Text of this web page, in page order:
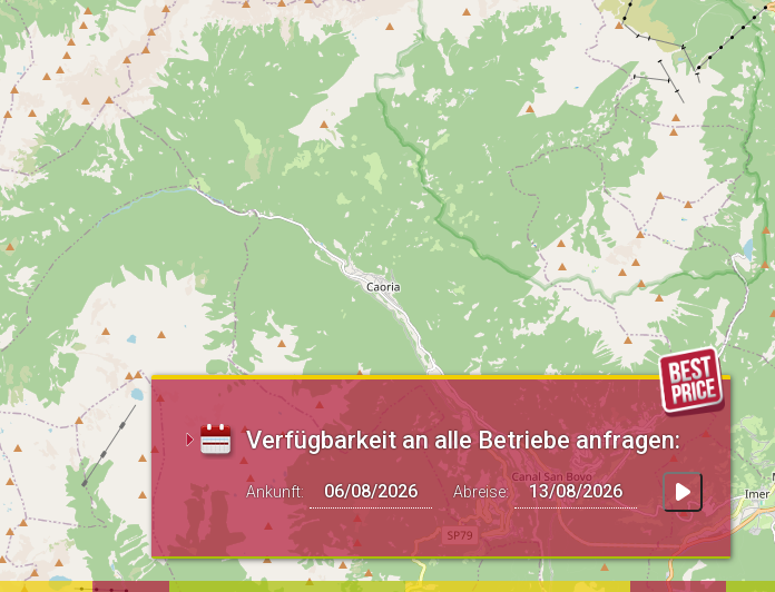
Verfügbarkeit an alle Betriebe anfragen:
Ankunft: Abreise: